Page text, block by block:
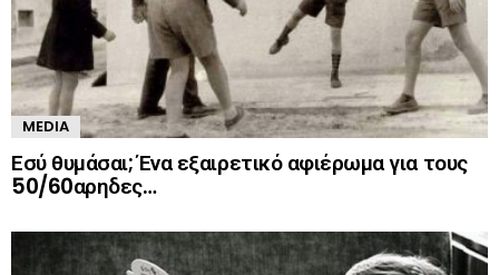
MEDIA
Εσύ θυμάσαι; Ένα εξαιρετικό αφιέρωμα για τους
50/60αρηδες…